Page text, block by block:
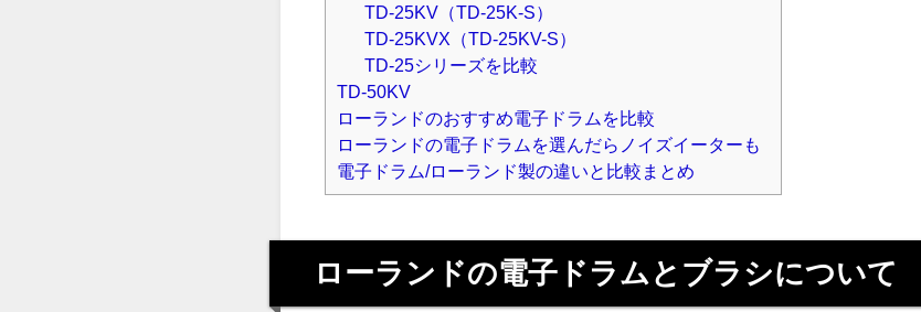
TD-25KV（TD-25K-S）
TD-25KVX（TD-25KV-S）
TD-25シリーズを比較
TD-50KV
ローランドのおすすめ電子ドラムを比較
ローランドの電子ドラムを選んだらノイズイーターも
電子ドラム/ローランド製の違いと比較まとめ
ローランドの電子ドラムとブラシについて